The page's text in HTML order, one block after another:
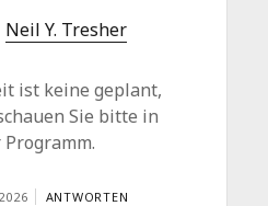
Neil Y. Tresher
ist keine geplant,
Sie bitte in
ANTWORTEN